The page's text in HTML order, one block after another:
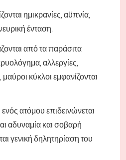
ημικρανίες, αϋπνία,
ένταση.
από τα παράσιτα
αλλεργίες,
κύκλοι εμφανίζονται
ατόμου επιδεινώνεται
αδυναμία και σοβαρή
γενική δηλητηρίαση του